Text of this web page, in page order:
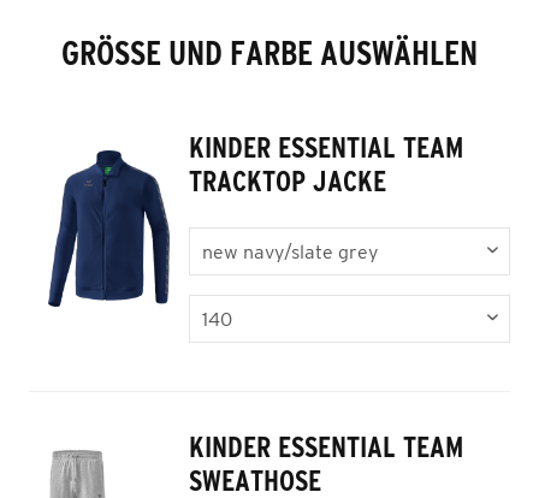
GRÖSSE UND FARBE AUSWÄHLEN
KINDER ESSENTIAL TEAM
TRACKTOP JACKE
KINDER ESSENTIAL TEAM
SWEATHOSE